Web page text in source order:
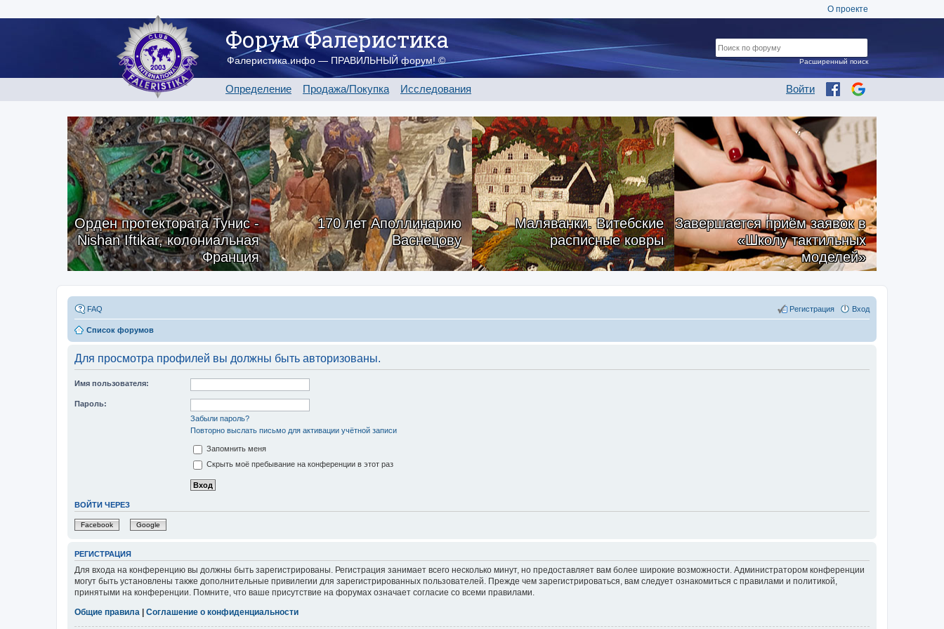
О проекте
Форум Фалеристика
Фалеристика.инфо — ПРАВИЛЬНЫЙ форум! ©
Определение Продажа/Покупка Исследования Войти
Расширенный поиск
Орден протектората Тунис -
Nishan Iftikar, колониальная
Франция
170 лет Аполлинарию
Васнецову
Маляванки. Витебские
расписные ковры
Завершается приём заявок в
«Школу тактильных
моделей»
FAQ Вход
Регистрация
Список форумов
Для просмотра профилей вы должны быть авторизованы.
Имя пользователя:
Пароль:
Забыли пароль?
Повторно выслать письмо для активации учётной записи
Запомнить меня
Скрыть моё пребывание на конференции в этот раз
ВОЙТИ ЧЕРЕЗ
Facebook Google
РЕГИСТРАЦИЯ
Для входа на конференцию вы должны быть зарегистрированы. Регистрация занимает всего несколько минут, но предоставляет вам более широкие возможности. Администратором конференции
могут быть установлены также дополнительные привилегии для зарегистрированных пользователей. Прежде чем зарегистрироваться, вам следует ознакомиться с правилами и политикой,
принятыми на конференции. Помните, что ваше присутствие на форумах означает согласие со всеми правилами.
Общие правила
Соглашение о конфиденциальности